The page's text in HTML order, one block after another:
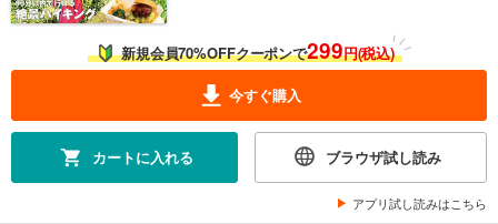
新規会員70%OFFクーポンで299円(税込)
今すぐ購入
カートに入れる ブラウザ試し読み
アプリ試し読みはこちら